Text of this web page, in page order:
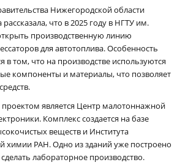
Нижегородской области
что в 2025 году в НГТУ им.
производственную линию
для автотоплива. Особенность
в том, что на производстве используются
компоненты и материалы, что позволяет
является Центр малотоннажной
Комплекс создается на базе
веществ и Института
химии РАН. Одно из зданий уже построено
лабораторное производство.